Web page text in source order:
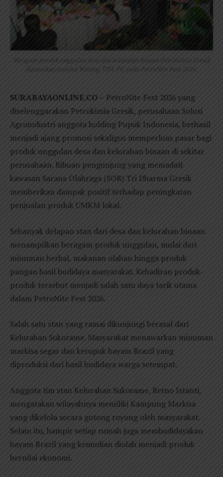
Beragam produk unggulan desa dan kelurahan binaan Petrokimia Gresik
dipasarkan melalui Warung TJSL PG pada PetroNite Fest 2026.
SURABAYAONLINE.CO – PetroNite Fest 2026 yang
diselenggarakan Petrokimia Gresik, perusahaan Solusi
Agroindustri anggota holding Pupuk Indonesia, berhasil
menjadi ajang promosi sekaligus memperluas pasar bagi
produk unggulan desa dan kelurahan binaan di sekitar
perusahaan. Ribuan pengunjung yang memadati
kawasan Sarana Olahraga (SOR) Tri Dharma Gresik
memberikan dampak positif terhadap peningkatan
penjualan produk UMKM lokal.
Sebanyak delapan stan dari desa dan kelurahan binaan
menampilkan beragam produk unggulan, mulai dari
minuman herbal, makanan olahan hingga produk
pangan hasil budidaya masyarakat. Kehadiran produk-
produk tersebut menjadi salah satu daya tarik utama
dalam PetroNite Fest 2026.
Salah satu stan yang ramai dikunjungi berasal dari
Kelurahan Sukorame. Masyarakat menawarkan minuman
markisa segar dan kerupuk bayam Brazil yang
diproduksi dari hasil budidaya warga setempat.
Anggota tim stan Kelurahan Sukorame, Retno Istanti,
mengatakan wilayahnya memiliki Kampung Markisa
yang dikelola secara gotong royong oleh masyarakat.
Selain itu, hampir setiap rumah juga membudidayakan
bayam Brazil yang kemudian diolah menjadi produk
bernilai ekonomi.